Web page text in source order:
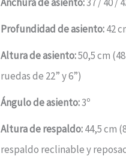
Profundidad de asiento:42
Altura de asiento:50,5 cm
ruedas de 22” y 6”)
Ángulo de asiento:3º
Altura de respaldo:44,5 cm
respaldo reclinable y